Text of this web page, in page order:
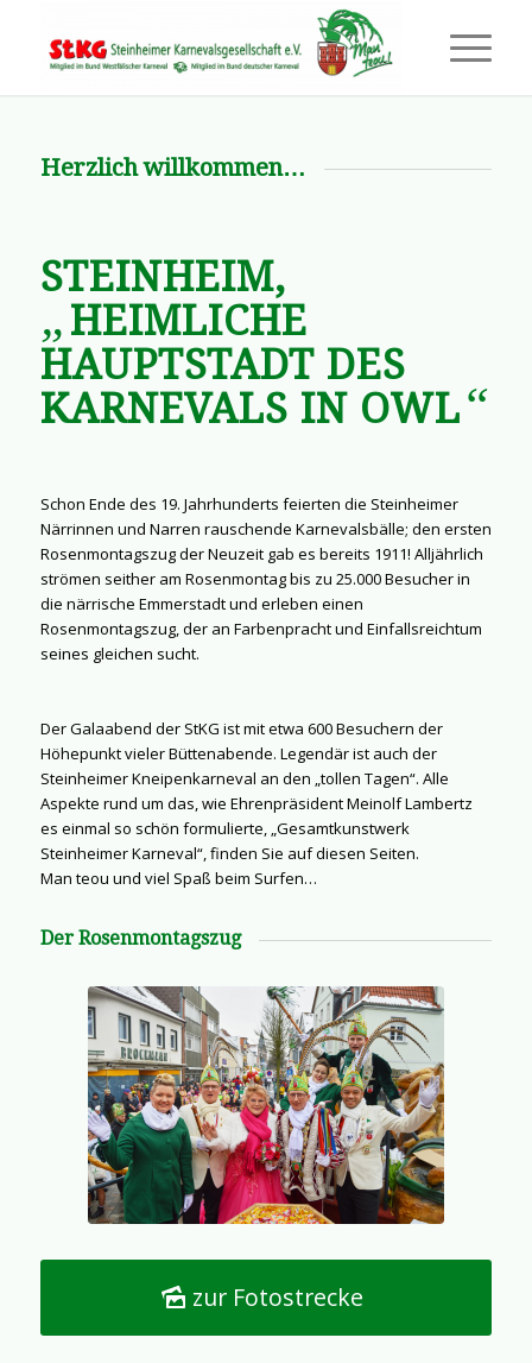
Herzlich willkommen…
STEINHEIM,
„ HEIMLICHE
HAUPTSTADT DES
KARNEVALS IN OWL“
Schon Ende des 19. Jahrhunderts feierten die Steinheimer
Närrinnen und Narren rauschende Karnevalsbälle; den ersten
Rosenmontagszug der Neuzeit gab es bereits 1911! Alljährlich
strömen seither am Rosenmontag bis zu 25.000 Besucher in
die närrische Emmerstadt und erleben einen
Rosenmontagszug, der an Farbenpracht und Einfallsreichtum
seines gleichen sucht.
Der Galaabend der StKG ist mit etwa 600 Besuchern der
Höhepunkt vieler Büttenabende. Legendär ist auch der
Steinheimer Kneipenkarneval an den „tollen Tagen“. Alle
Aspekte rund um das, wie Ehrenpräsident Meinolf Lambertz
es einmal so schön formulierte, „Gesamtkunstwerk
Steinheimer Karneval“, finden Sie auf diesen Seiten.
Man teou und viel Spaß beim Surfen…
Der Rosenmontagszug
zur Fotostrecke